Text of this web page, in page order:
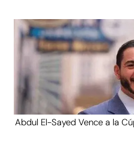
Abdul El-Sayed Vence a la